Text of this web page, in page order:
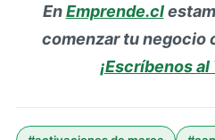
EnEmprende.cl
comenzar tu negocio
¡Escríbenos